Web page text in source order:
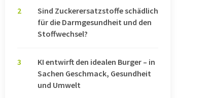
2
Sind Zuckerersatzstoffe schädlich
für die Darmgesundheit und den
Stoffwechsel?
3
KI entwirft den idealen Burger – in
Sachen Geschmack, Gesundheit
und Umwelt